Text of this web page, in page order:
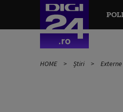
HOME Știri Externe